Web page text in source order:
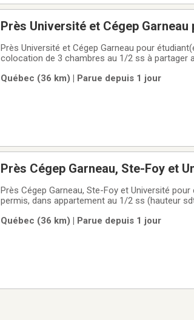
Près Université et Cégep
aucun animal permis, dans
Près Université et Cégep Garneau pour
colocation de 3 chambres au 1/2 ss à partager
wifi illimité gratuit, non-meublée ou
Québec (36 km) | Parue depuis 1 jour
Près Cégep Garneau, Ste-Foy et
immeuble non fumeur, aucun
Près Cégep Garneau, Ste-Foy et Université
permis, dans appartement au 1/2 ss (hauteur
eau chaude, internet wifi
Québec (36 km) | Parue depuis 1 jour